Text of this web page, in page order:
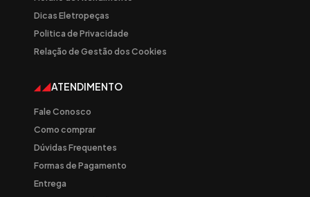
Dicas Eletropeças
Politica de Privacidade
Relação de Gestão dos Cookies
ATENDIMENTO
Fale Conosco
Como comprar
Dúvidas Frequentes
Formas de Pagamento
Entrega